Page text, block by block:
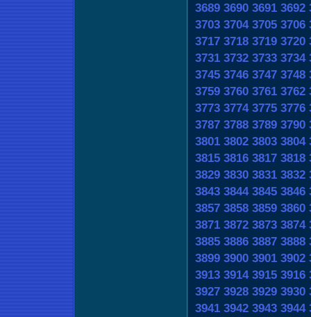
3689 3690 3691 3692
3703 3704 3705 3706
3717 3718 3719 3720
3731 3732 3733 3734
3745 3746 3747 3748
3759 3760 3761 3762
3773 3774 3775 3776
3787 3788 3789 3790
3801 3802 3803 3804
3815 3816 3817 3818
3829 3830 3831 3832
3843 3844 3845 3846
3857 3858 3859 3860
3871 3872 3873 3874
3885 3886 3887 3888
3899 3900 3901 3902
3913 3914 3915 3916
3927 3928 3929 3930
3941 3942 3943 3944